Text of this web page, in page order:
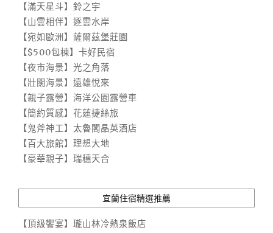
【滿天星斗】鈴之宇
【山雲相伴】逐雲水岸
【宛如歐洲】薩爾茲堡莊園
【$500包棟】卡好民宿
【夜市海景】光之角落
【壯闊海景】遠雄悅來
【親子露營】海洋公園露營車
【簡約質感】花蓮捷絲旅
【鬼斧神工】太魯閣晶英酒店
【百大旅館】理想大地
【豪華親子】瑞穗天合
宜蘭住宿精選推薦
【頂級饗宴】瓏山林冷熱泉飯店